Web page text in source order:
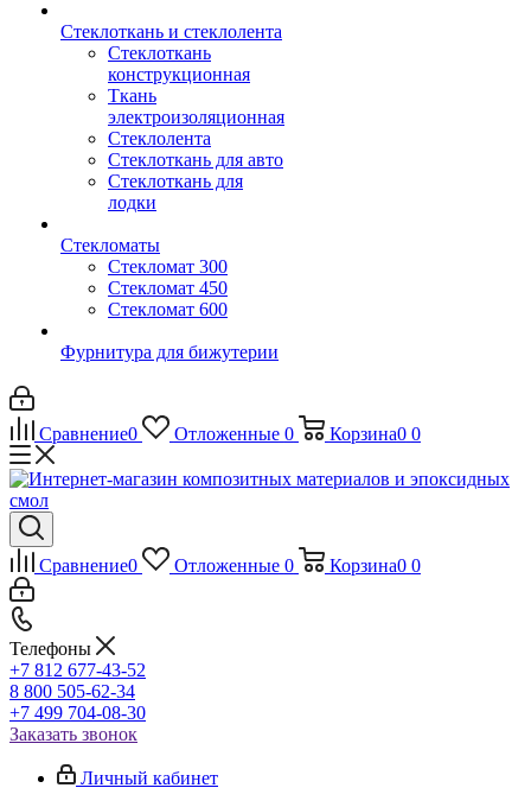
Стеклоткань и стеклолента
Стеклоткань
конструкционная
Ткань
электроизоляционная
Стеклолента
Стеклоткань для авто
Стеклоткань для
лодки
Стекломаты
Стекломат 300
Стекломат 450
Стекломат 600
Фурнитура для бижутерии
Сравнение0 Отложенные 0 Корзина0 0
Сравнение0 Отложенные 0 Корзина0 0
Телефоны
+7 812 677-43-52
8 800 505-62-34
+7 499 704-08-30
Заказать звонок
Личный кабинет